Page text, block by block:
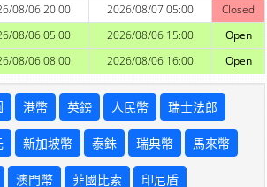
08/06 20:00 2026/08/07 05:00
Closed
08/06 05:00 2026/08/06 15:00
Open
08/06 08:00 2026/08/06 16:00 Open
港幣 英鎊 人民幣 瑞士法郎
新加坡幣 泰銖 瑞典幣 馬來幣
澳門幣 菲國比索 印尼盾